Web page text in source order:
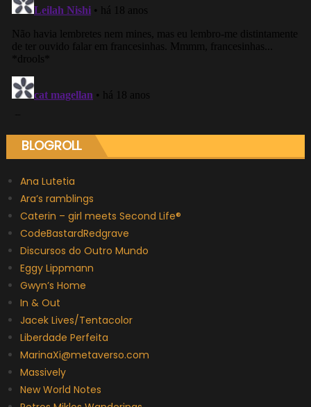
BLOGROLL
Ana Lutetia
Ara’s ramblings
Caterin – girl meets Second Life®
CodeBastardRedgrave
Discursos do Outro Mundo
Eggy Lippmann
Gwyn’s Home
In & Out
Jacek Lives/Tentacolor
Liberdade Perfeita
MarinaXi@metaverso.com
Massively
New World Notes